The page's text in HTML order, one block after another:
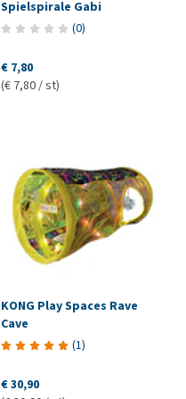
Spielspirale Gabi
(0)
€ 7,80
(€ 7,80 / st)
KONG Play Spaces Rave
Cave
(1)
€ 30,90